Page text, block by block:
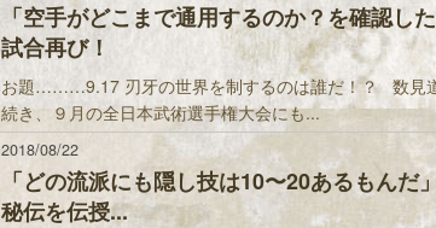
「空手がどこまで通用するのか？を確認し
試合再び！
お題………9.17 刃牙の世界を制するのは誰だ！？ 数見
続き、９月の全日本武術選手権大会にも...
2018/08/22
「どの流派にも隠し技は10〜20あるもん
秘伝を伝授...